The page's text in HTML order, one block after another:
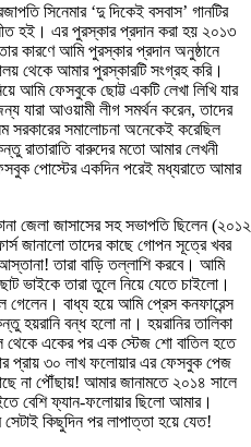
সিনেমার ‘দু দিকেই বসবাস’ গানটির
হই। এর পুরস্কার প্রদান করা হয় ২০১৩
কারণে আমি পুরস্কার প্রদান অনুষ্ঠানে
থেকে আমার পুরস্কারটি সংগ্রহ করি।
আমি ফেসবুকে ছোট্ট একটি লেখা লিখি যার
যারা আওয়ামী লীগ সমর্থন করেন, তাদের
সমালোচনা অনেকেই করেছিল
রাতারাতি বারুদের মতো আমার লেখনী
পোস্টের একদিন পরেই মধ্যরাতে আমার
জেলা জাসাসের সহ সভাপতি ছিলেন (২০১২
জানালো তাদের কাছে গোপন সূত্রে খবর
তারা বাড়ি তল্লাশি করবে। আমি
ভাইকে তারা তুলে নিয়ে যেতে চাইলো।
গেলেন। বাধ্য হয়ে আমি প্রেস কনফারেন্স
হয়রানি বন্ধ হলো না। হয়রানির তালিকা
থেকে একের পর এক স্টেজ শো বাতিল হতে
প্রায় ৩০ লাখ ফলোয়ার এর ফেসবুক পেজ
না পৌঁছায়! আমার জানামতে ২০১৪ সালে
বেশি ফ্যান-ফলোয়ার ছিলো আমার।
কিছুদিন পর লাপাত্তা হয়ে যেত!